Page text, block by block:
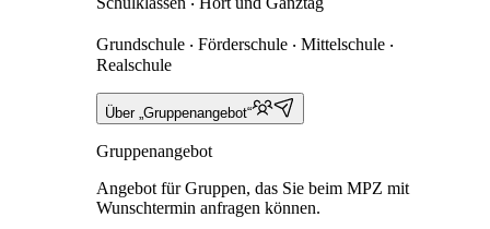
Grundschule ‧ Förderschule ‧ Mittelschule ‧
Realschule
Über „Gruppenangebot“
Gruppenangebot
Angebot für Gruppen, das Sie beim MPZ mit
Wunschtermin anfragen können.